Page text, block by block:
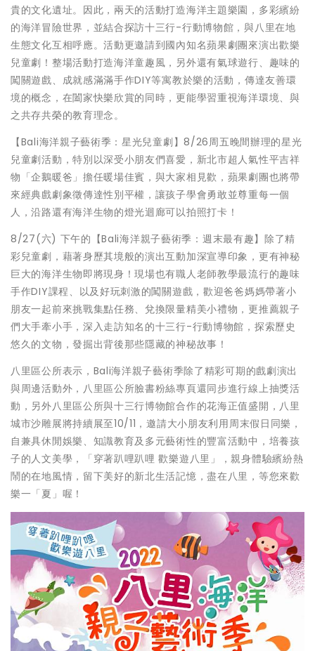
貴的文化遺址。因此，兩天的活動打造海洋主題樂園，多彩繽紛
的海洋冒險世界，並結合探訪十三行-行動博物館，與八里在地
生態文化互相呼應。活動更邀請到國內知名蘋果劇團來演出歡樂
兒童劇！整場活動打造海洋童趣風，另外還有氣球遊行、趣味的
闖關遊戲、成就感滿滿手作DIY等寓教於樂的活動，傳達友善環
境的概念，在闔家快樂欣賞的同時，更能學習重視海洋環境、與
之共存共榮的教育理念。
【Bali海洋親子藝術季：星光兒童劇】8/26周五晚間辦理的星光
兒童劇活動，特別以深受小朋友們喜愛，新北市超人氣性平吉祥
物「企鵝暖爸」擔任暖場佳賓，與大家相見歡，蘋果劇團也將帶
來經典戲劇象徵傳達性別平權，讓孩子學會勇敢並尊重每一個
人，沿路還有海洋生物的燈光迴廊可以拍照打卡！
8/27(六) 下午的【Bali海洋親子藝術季：週末最有趣】除了精
彩兒童劇，藉著身歷其境般的演出互動加深宣導印象，更有神秘
巨大的海洋生物即將現身！現場也有職人老師教學最流行的趣味
手作DIY課程、以及好玩刺激的闖關遊戲，歡迎爸爸媽媽帶著小
朋友一起前來挑戰集點任務、兌換限量精美小禮物，更推薦親子
們大手牽小手，深入走訪知名的十三行-行動博物館，探索歷史
悠久的文物，發掘出背後那些隱藏的神秘故事！
八里區公所表示，Bali海洋親子藝術季除了精彩可期的戲劇演出
與周邊活動外，八里區公所臉書粉絲專頁還同步進行線上抽獎活
動，另外八里區公所與十三行博物館合作的花海正值盛開，八里
城市沙雕展將持續展至10/11，邀請大小朋友利用周末假日同樂，
自兼具休閒娛樂、知識教育及多元藝術性的豐富活動中，培養孩
子的人文美學，「穿著趴哩趴哩 歡樂遊八里」，親身體驗繽紛熱
鬧的在地風情，留下美好的新北生活記憶，盡在八里，等您來歡
樂一「夏」喔！